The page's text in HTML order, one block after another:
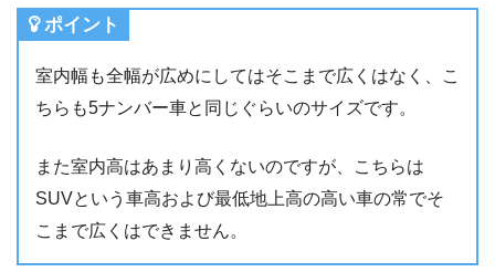
ポイント
室内幅も全幅が広めにしてはそこまで広くはなく、こ
ちらも5ナンバー車と同じぐらいのサイズです。
また室内高はあまり高くないのですが、こちらは
SUVという車高および最低地上高の高い車の常でそ
こまで広くはできません。